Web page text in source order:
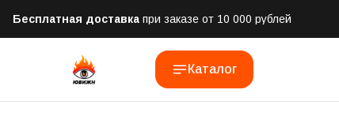
Бесплатная доставка при заказе от 10 000 рублей
Отправим заказ в течении часа после оформления
Каталог